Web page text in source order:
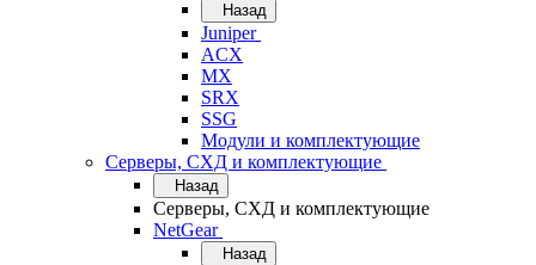
Назад
Juniper
ACX
MX
SRX
SSG
Модули и комплектующие
Серверы, СХД и комплектующие
Назад
Серверы, СХД и комплектующие
NetGear
Назад